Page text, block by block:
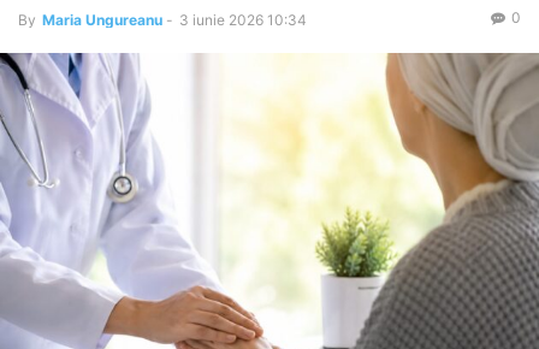
By Maria Ungureanu - 3 iunie 2026 10:34 0